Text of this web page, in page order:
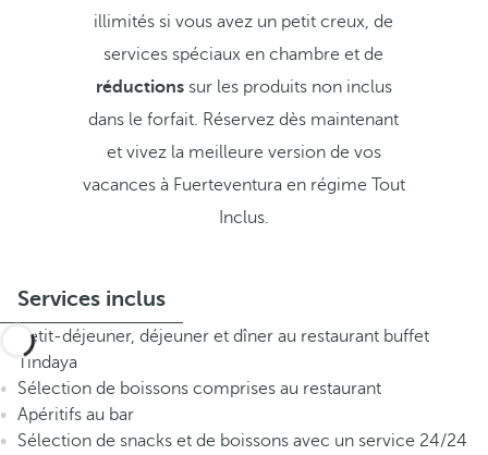
illimités si vous avez un petit creux, de
services spéciaux en chambre et de
réductions sur les produits non inclus
dans le forfait. Réservez dès maintenant
et vivez la meilleure version de vos
vacances à Fuerteventura en régime Tout
Inclus.
Services inclus
Petit-déjeuner, déjeuner et dîner au restaurant buffet
Tindaya
Sélection de boissons comprises au restaurant
Apéritifs au bar
Sélection de snacks et de boissons avec un service 24/24